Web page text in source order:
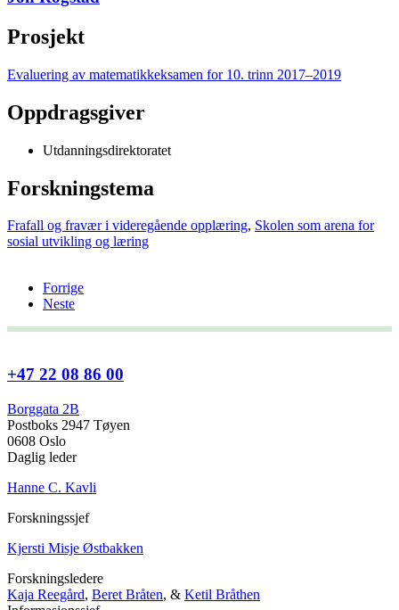
Prosjekt
Evaluering av matematikkeksamen for 10. trinn 2017–2019
Oppdragsgiver
Utdanningsdirektoratet
Forskningstema
Frafall og fravær i videregående opplæring, Skolen som arena for
sosial utvikling og læring
Forrige
Neste
+47 22 08 86 00
Borggata 2B
Postboks 2947 Tøyen
0608 Oslo
Daglig leder
Hanne C. Kavli
Forskningssjef
Kjersti Misje Østbakken
Forskningsledere
Kaja Reegård, Beret Bråten, & Ketil Bråthen